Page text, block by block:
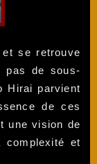
se retrouve
pas de sous-
Hirai parvient
de ces
une vision de
complexité et